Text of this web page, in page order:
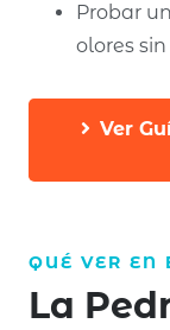
Probar
olores
Ver
QUÉ VER EN
La